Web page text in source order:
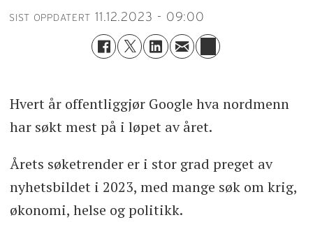
SIST OPPDATERT 11.12.2023 - 09:00
Hvert år offentliggjør Google hva nordmenn
har søkt mest på i løpet av året.
Årets søketrender er i stor grad preget av
nyhetsbildet i 2023, med mange søk om krig,
økonomi, helse og politikk.